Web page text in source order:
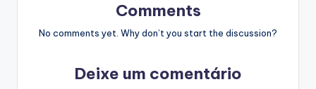
Comments
No comments yet. Why don’t you start the discussion?
Deixe um comentário